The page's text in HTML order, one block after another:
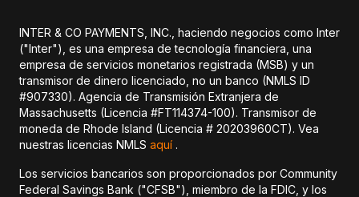
INTER & CO PAYMENTS, INC., haciendo negocios como Inter
("Inter"), es una empresa de tecnología financiera, una
empresa de servicios monetarios registrada (MSB) y un
transmisor de dinero licenciado, no un banco (NMLS ID
#907330). Agencia de Transmisión Extranjera de
Massachusetts (Licencia #FT114374-100). Transmisor de
moneda de Rhode Island (Licencia # 20203960CT). Vea
nuestras licencias NMLS aquí .
Los servicios bancarios son proporcionados por Community
Federal Savings Bank ("CFSB"), miembro de la FDIC, y los